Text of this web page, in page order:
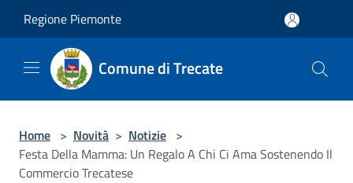
Regione Piemonte
Comune di Trecate
Home > Novità > Notizie >
Festa Della Mamma: Un Regalo A Chi Ci Ama Sostenendo Il
Commercio Trecatese